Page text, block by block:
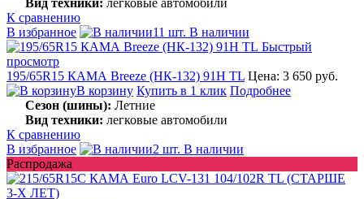
К сравнению
В избранное
11 шт. В наличии
Быстрый
просмотр
195/65R15 КАМА Breeze (НК-132) 91H TL Цена: 3 650 руб.
В корзину Купить в 1 клик Подробнее
Сезон (шины): Летние
Вид техники: легковые автомобили
К сравнению
В избранное
2 шт. В наличии
Распродажа